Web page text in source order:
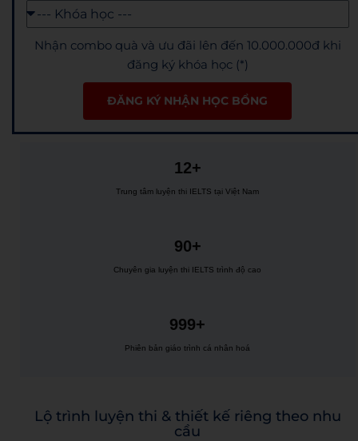
Nhận combo quà và ưu đãi lên đến 10.000.000đ khi
đăng ký khóa học (*)
ĐĂNG KÝ NHẬN HỌC BỔNG
12+
Trung tâm luyện thi IELTS tại Việt Nam
90+
Chuyên gia luyện thi IELTS trình độ cao
999+
Phiên bản giáo trình cá nhân hoá
Lộ trình luyện thi & thiết kế riêng theo nhu
cầu